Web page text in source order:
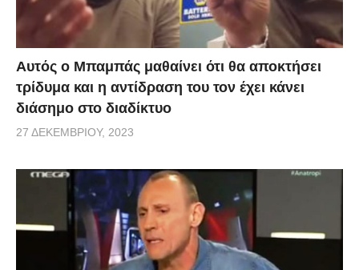
Αυτός ο Μπαμπάς μαθαίνει ότι θα αποκτήσει
τρίδυμα και η αντίδραση του τον έχει κάνει
διάσημο στο διαδίκτυο
27 ΔΕΚΕΜΒΡΊΟΥ, 2023